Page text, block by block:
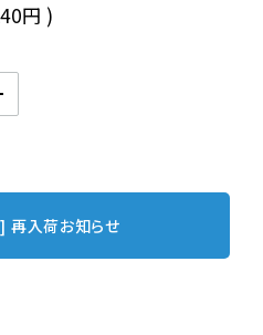
円 )
再入荷お知らせ